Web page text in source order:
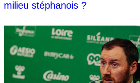
milieu stéphanois ?